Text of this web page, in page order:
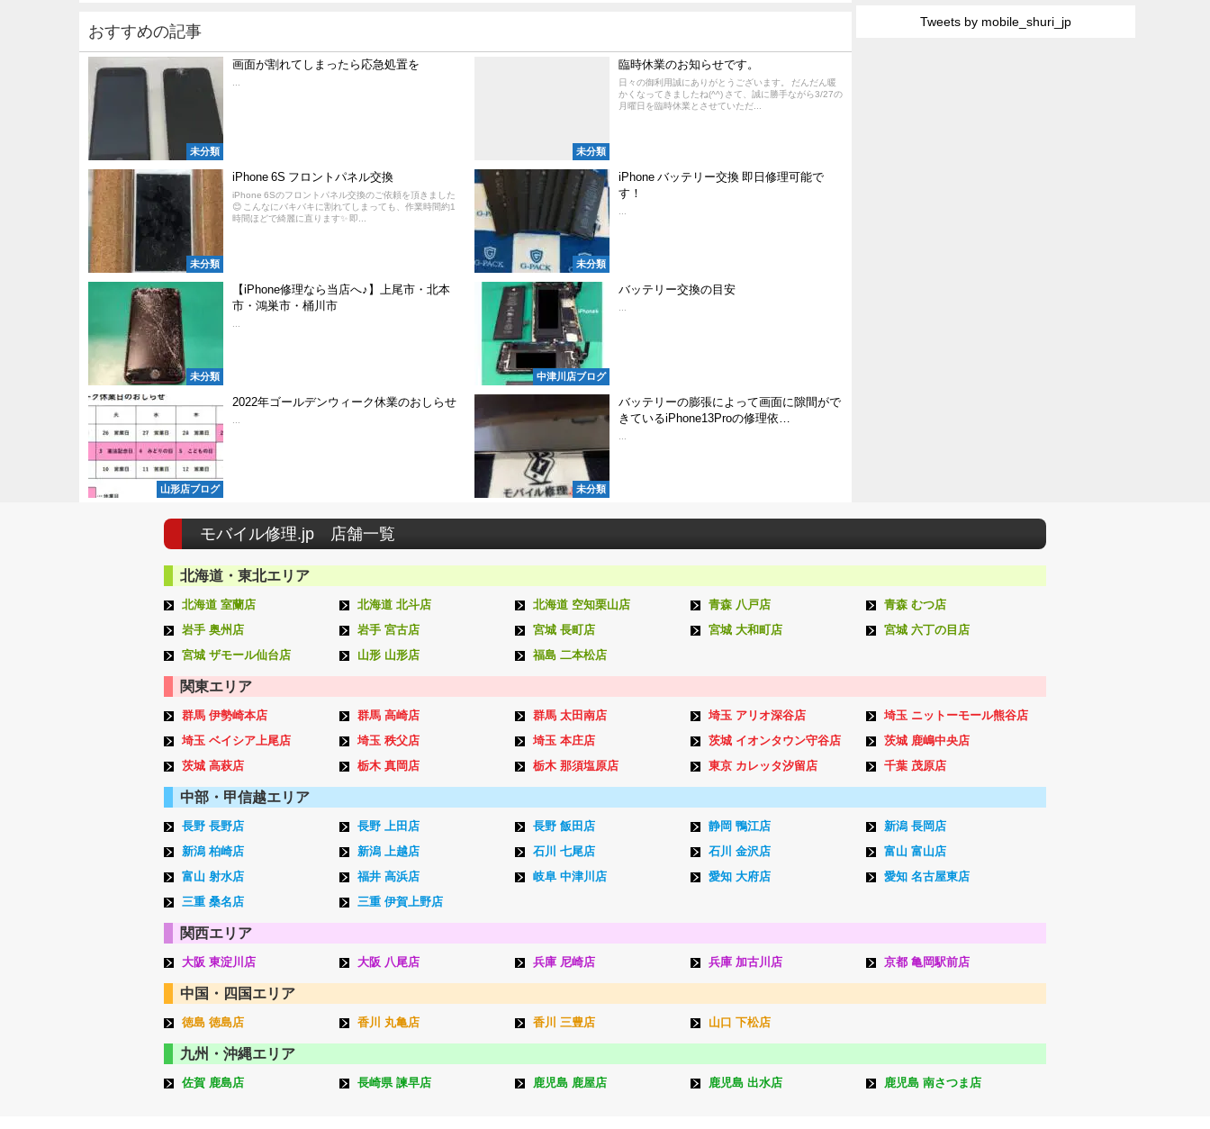
おすすめの記事
未分類
画面が割れてしまったら応急処置を
未分類
臨時休業のお知らせです。
日々の御利用誠にありがとうございます。 だんだん暖
かくなってきましたね(^^) さて、誠に勝手ながら3/27の
月曜日を臨時休業とさせていただ...
未分類
iPhone 6S フロントパネル交換
iPhone 6Sのフロントパネル交換のご依頼を頂きました
😊 こんなにバキバキに割れてしまっても、作業時間約1
時間ほどで綺麗に直ります✨ 即...
未分類
iPhone バッテリー交換 即日修理可能で
す！
未分類
【iPhone修理なら当店へ♪】上尾市・北本
市・鴻巣市・桶川市
中津川店ブログ
バッテリー交換の目安
山形店ブログ
2022年ゴールデンウィーク休業のおしらせ
未分類
バッテリーの膨張によって画面に隙間がで
きているiPhone13Proの修理依…
Tweets by mobile_shuri_jp
モバイル修理.jp 店舗一覧
北海道・東北エリア
北海道 室蘭店 北海道 北斗店 北海道 空知栗山店 青森 八戸店
青森 むつ店
岩手 奥州店
岩手 宮古店 宮城 長町店 宮城 大和町店
宮城 六丁の目店
宮城 ザモール仙台店
山形 山形店 福島 二本松店
関東エリア
群馬 伊勢崎本店 群馬 高崎店 群馬 太田南店 埼玉 アリオ深谷店
埼玉 ニットーモール熊谷店
埼玉 ベイシア上尾店
埼玉 秩父店 埼玉 本庄店 茨城 イオンタウン守谷店
茨城 鹿嶋中央店
茨城 高萩店
栃木 真岡店 栃木 那須塩原店 東京 カレッタ汐留店 千葉 茂原店
中部・甲信越エリア
長野 長野店 長野 上田店 長野 飯田店 静岡 鴨江店
新潟 長岡店
新潟 柏崎店
新潟 上越店 石川 七尾店 石川 金沢店
富山 富山店
富山 射水店
福井 高浜店 岐阜 中津川店 愛知 大府店
愛知 名古屋東店
三重 桑名店
三重 伊賀上野店
関西エリア
大阪 東淀川店 大阪 八尾店 兵庫 尼崎店 兵庫 加古川店 京都 亀岡駅前店
中国・四国エリア
徳島 徳島店 香川 丸亀店 香川 三豊店 山口 下松店
九州・沖縄エリア
佐賀 鹿島店 長崎県 諫早店 鹿児島 鹿屋店 鹿児島 出水店 鹿児島 南さつま店